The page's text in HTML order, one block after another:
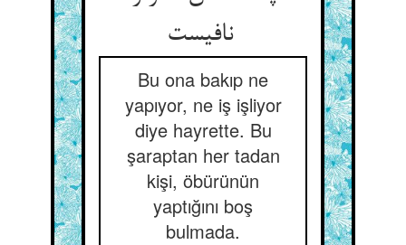
نافیست
Bu ona bakıp ne
yapıyor, ne iş işliyor
diye hayrette. Bu
şaraptan her tadan
kişi, öbürünün
yaptığını boş
bulmada.